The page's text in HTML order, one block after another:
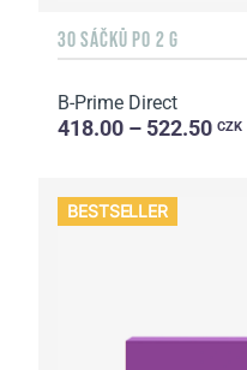
30 SÁČKŮ PO 2 G
B-Prime Direct
418.00 – 522.50 CZK
BESTSELLER